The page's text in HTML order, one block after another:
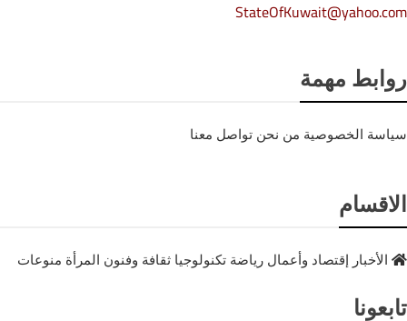
مهمة
الخصوصية من نحن تواصل معنا
الأخبار إقتصاد وأعمال رياضة تكنولوجيا ثقافة وفنون المرأة منوعات